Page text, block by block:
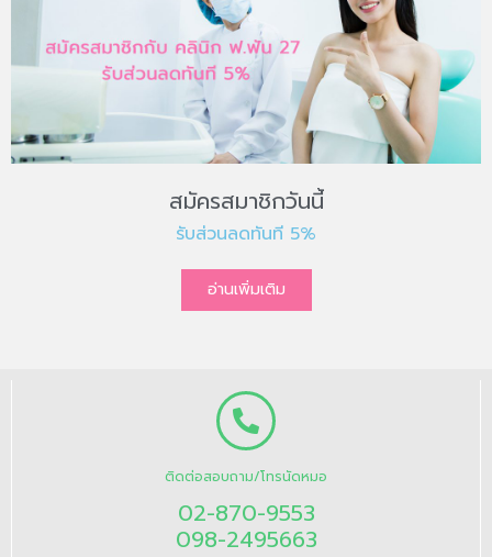
สมัครสมาชิกวันนี้
รับส่วนลดทันที 5%
อ่านเพิ่มเติม
ติดต่อสอบถาม/โทรนัดหมอ
02-870-9553
098-2495663